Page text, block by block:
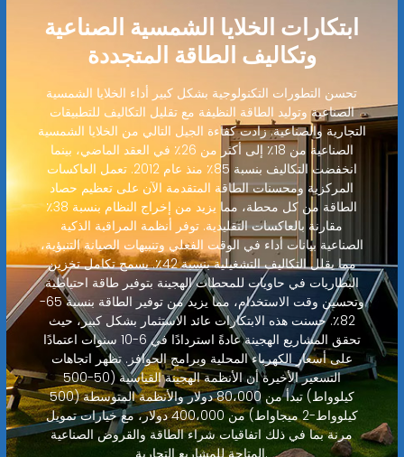
ابتكارات الخلايا الشمسية الصناعية
وتكاليف الطاقة المتجددة
تحسن التطورات التكنولوجية بشكل كبير أداء الخلايا الشمسية
الصناعية وتوليد الطاقة النظيفة مع تقليل التكاليف للتطبيقات
التجارية والصناعية. زادت كفاءة الجيل التالي من الخلايا الشمسية
الصناعية من 18٪ إلى أكثر من 26٪ في العقد الماضي، بينما
انخفضت التكاليف بنسبة 85٪ منذ عام 2012. تعمل العاكسات
المركزية ومحسنات الطاقة المتقدمة الآن على تعظيم حصاد
الطاقة من كل محطة، مما يزيد من إخراج النظام بنسبة 38٪
مقارنة بالعاكسات التقليدية. توفر أنظمة المراقبة الذكية
الصناعية بيانات أداء في الوقت الفعلي وتنبيهات الصيانة التنبؤية،
مما يقلل التكاليف التشغيلية بنسبة 42٪. يسمح تكامل تخزين
البطاريات في حاويات للمحطات الهجينة بتوفير طاقة احتياطية
وتحسين وقت الاستخدام، مما يزيد من توفير الطاقة بنسبة 65-
82٪. حسنت هذه الابتكارات عائد الاستثمار بشكل كبير، حيث
تحقق المشاريع الهجينة عادةً استردادًا في 6-10 سنوات اعتمادًا
على أسعار الكهرباء المحلية وبرامج الحوافز. تظهر اتجاهات
التسعير الأخيرة أن الأنظمة الهجينة القياسية (50-500
كيلوواط) تبدأ من 80،000 دولار والأنظمة المتوسطة (500
كيلوواط-2 ميجاواط) من 400،000 دولار، مع خيارات تمويل
مرنة بما في ذلك اتفاقيات شراء الطاقة والقروض الصناعية
المتاحة للمشاريع التجارية.